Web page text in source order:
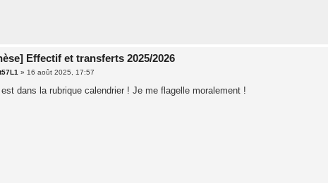
Effectif et transferts 2025/2026
» 16 août 2025, 17:57
dans la rubrique calendrier ! Je me flagelle moralement !